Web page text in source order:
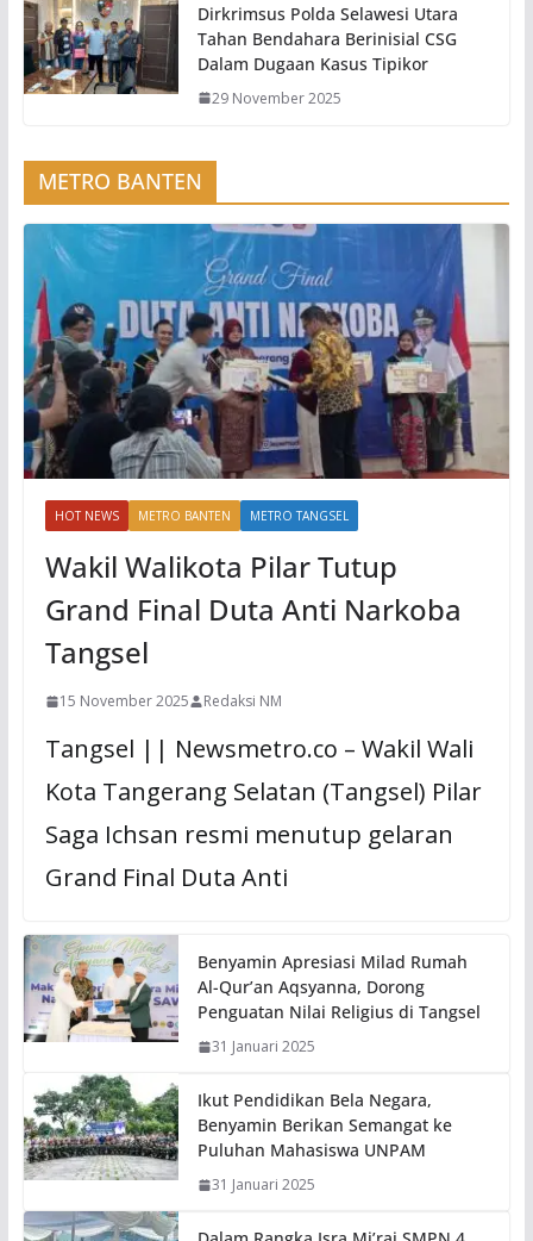
Dirkrimsus Polda Selawesi Utara
Tahan Bendahara Berinisial CSG
Dalam Dugaan Kasus Tipikor
29 November 2025
METRO BANTEN
HOT NEWS METRO BANTEN METRO TANGSEL
Wakil Walikota Pilar Tutup
Grand Final Duta Anti Narkoba
Tangsel
15 November 2025 Redaksi NM
Tangsel || Newsmetro.co – Wakil Wali
Kota Tangerang Selatan (Tangsel) Pilar
Saga Ichsan resmi menutup gelaran
Grand Final Duta Anti
Benyamin Apresiasi Milad Rumah
Al-Qur’an Aqsyanna, Dorong
Penguatan Nilai Religius di Tangsel
31 Januari 2025
Ikut Pendidikan Bela Negara,
Benyamin Berikan Semangat ke
Puluhan Mahasiswa UNPAM
31 Januari 2025